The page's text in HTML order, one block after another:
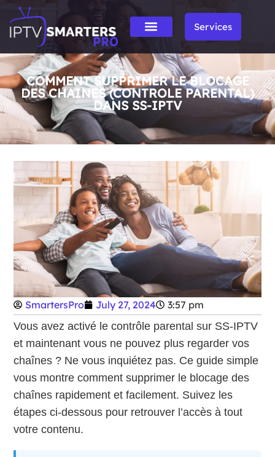
Services
COMMENT SUPPRIMER LE BLOCAGE
DES CHAINES (CONTROLE PARENTAL)
DANS SS-IPTV
SmartersPro July 27, 2024
3:57 pm
Vous avez activé le contrôle parental sur SS-IPTV
et maintenant vous ne pouvez plus regarder vos
chaînes ? Ne vous inquiétez pas. Ce guide simple
vous montre comment supprimer le blocage des
chaînes rapidement et facilement. Suivez les
étapes ci-dessous pour retrouver l’accès à tout
votre contenu.